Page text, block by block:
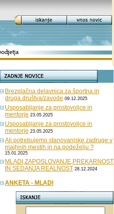
Brezplačna delavnica za športna in
druga društva/zavode 09.12.2025
Usposabljanje za prostovoljce in
mentorje 23.05.2025
Usposabljanje za prostovoljce in
mentorje 23.05.2025
Ali potrebujemo stanovanjske zadruge v
majhnih mestih in na podeželju ?
15.01.2025
MLADI,ZAPOSLOVANJE,PREKARNOST
IN SEDANJA REALNOST 28.12.2024
ANKETA - MLADI